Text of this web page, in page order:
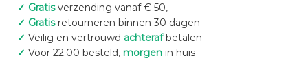
✓ Gratisverzending vanaf € 50,-
✓ Gratisretourneren binnen 30 dagen
✓ Veilig en vertrouwd achterafbetalen
✓ Voor 22:00 besteld, morgenin huis